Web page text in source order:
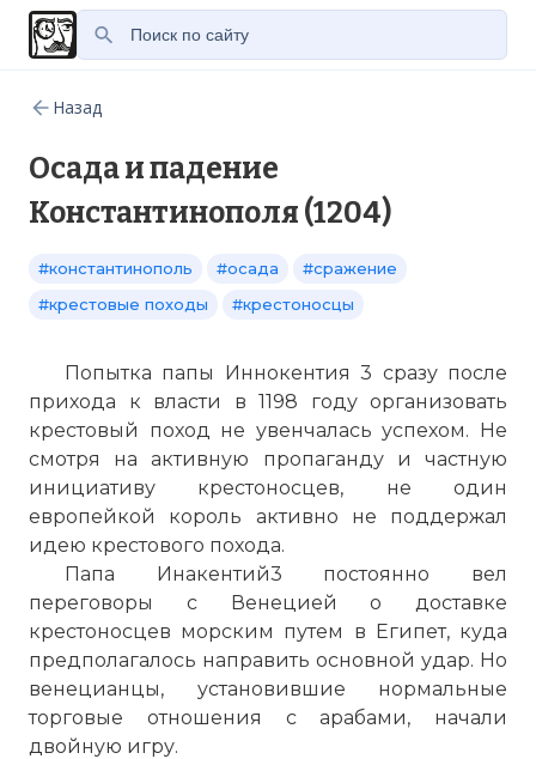
Назад
Осада и падение
Константинополя (1204)
#константинополь #осада
#сражение
#крестовые походы
#крестоносцы
Попытка папы Иннокентия 3 сразу после
прихода к власти в 1198 году организовать
крестовый поход не увенчалась успехом. Не
смотря на активную пропаганду и частную
инициативу крестоносцев, не один
европейкой король активно не поддержал
идею крестового похода.
Папа Инакентий3 постоянно вел
переговоры с Венецией о доставке
крестоносцев морским путем в Египет, куда
предполагалось направить основной удар. Но
венецианцы, установившие нормальные
торговые отношения с арабами, начали
двойную игру.